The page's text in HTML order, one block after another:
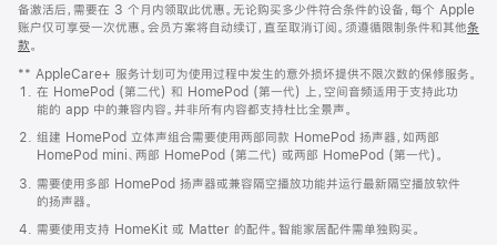
备激活后，需要在 3 个月内领取此优惠。无论购买多少件符合条件的设备，每个 Apple
账户仅可享受一次优惠。会员方案将自动续订，直至取消订阅。须遵循限制条件和其他条
款。
窗
口
中
打
开)
** AppleCare+ 服务计划可为使用过程中发生的意外损坏提供不限次数的保修服务。
在 HomePod (第二代) 和 HomePod (第一代) 上，空间音频适用于支持此功
能的 app 中的兼容内容。并非所有内容都支持杜比全景声。
组建 HomePod 立体声组合需要使用两部同款 HomePod 扬声器，如两部
HomePod mini、两部 HomePod (第二代) 或两部 HomePod (第一代)。
需要使用多部 HomePod 扬声器或兼容隔空播放功能并运行最新隔空播放软件
的扬声器。
需要使用支持 HomeKit 或 Matter 的配件。智能家居配件需单独购买。